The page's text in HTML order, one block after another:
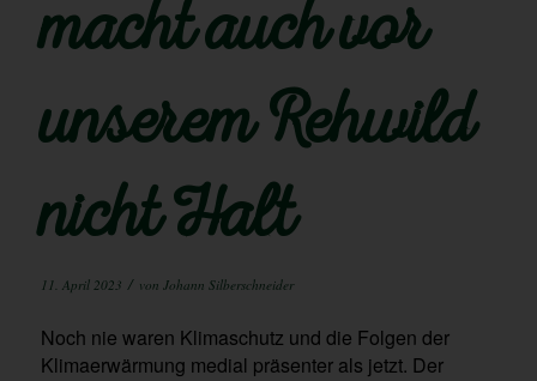
macht auch vor
unserem Rehwild
nicht Halt
11. April 2023 / von Johann Silberschneider
Noch nie waren Klimaschutz und die Folgen der
Klimaerwärmung medial präsenter als jetzt. Der